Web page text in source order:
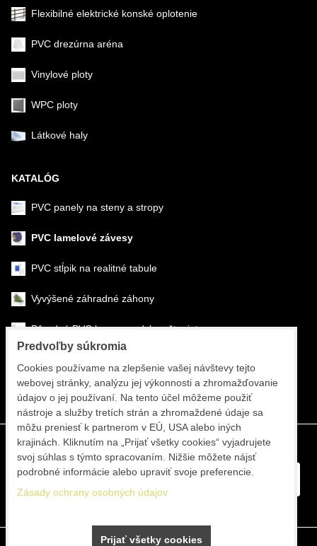
Flexibilné elektrické konské oplotenie
PVC drezúrna aréna
Vinylové ploty
WPC ploty
Látkové haly
KATALÓG
PVC panely na steny a stropy
PVC lamelové závesy
PVC stĺpik na realitné tabule
Vyvýšené záhradné záhony
Pôrodné PVC boxy na odchov šteniat
Športové systémy
Predvoľby súkromia
Cookies používame na zlepšenie vašej návštevy tejto
webovej stránky, analýzu jej výkonnosti a zhromažďovanie
údajov o jej používaní. Na tento účel môžeme použiť
nástroje a služby tretích strán a zhromaždené údaje sa
môžu preniesť k partnerom v EÚ, USA alebo iných
krajinách. Kliknutím na „Prijať všetky cookies“ vyjadrujete
svoj súhlas s týmto spracovaním. Nižšie môžete nájsť
podrobné informácie alebo upraviť svoje preferencie.
Zásady ochrany osobných údajov
Prijať všetky cookies